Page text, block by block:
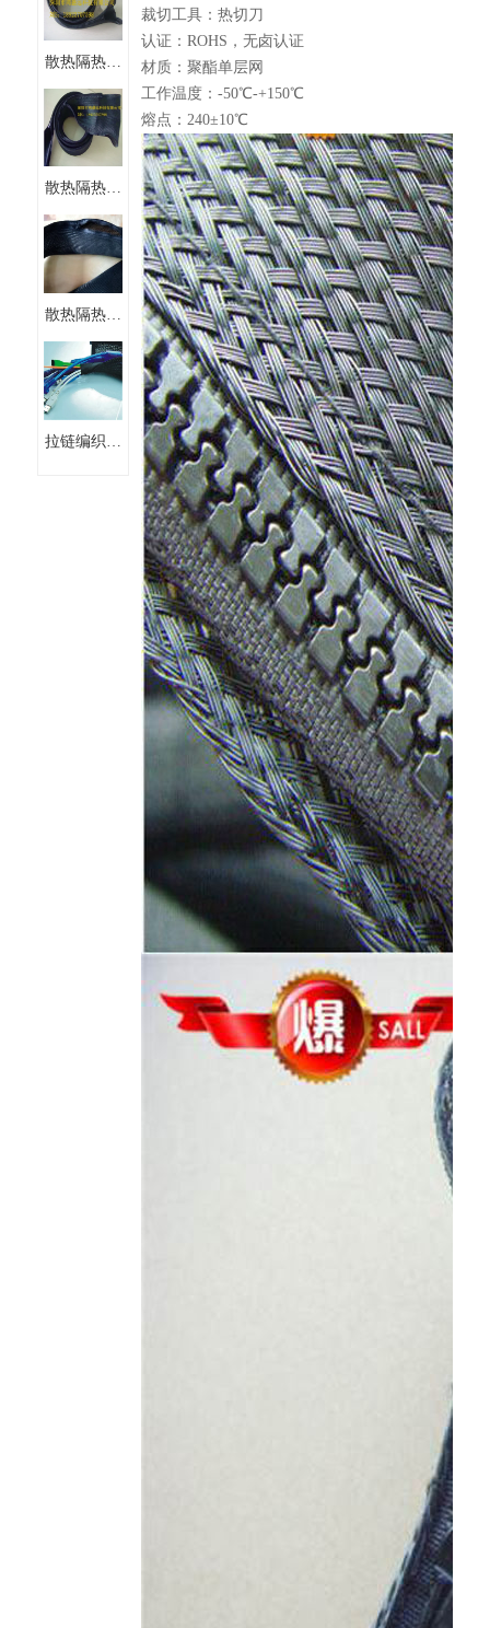
散热隔热拉
连网纹管
PET伸缩拉
链编织网管
散热隔热伸
缩拉链编织
网管
散热隔热拉
链编织网管
拉链编织网
裁切工具：热切刀
认证：ROHS，无卤认证
材质：聚酯单层网
工作温度：-50℃-+150℃
熔点：240±10℃